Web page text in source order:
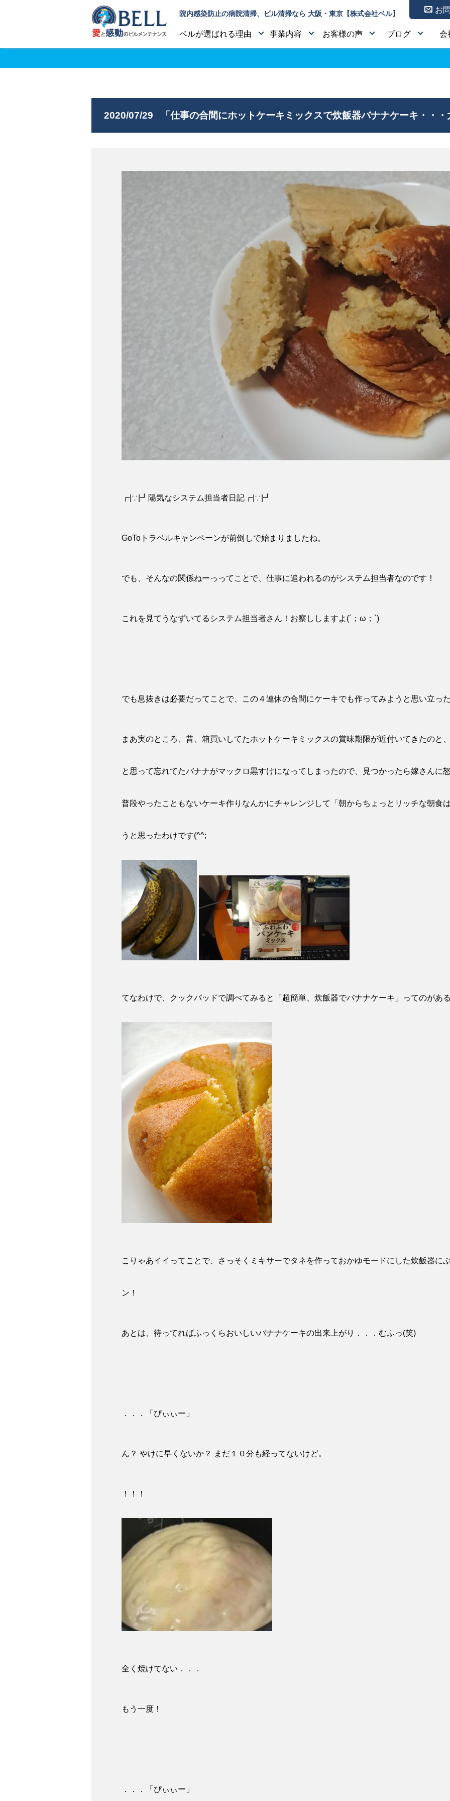
院内感染防止の病院清掃、ビル清掃なら 大阪・東京【株式会社ベル】 お
ベルが選ばれる理由 事業内容 お客様の声 ブログ 会
2020/07/29 「仕事の合間にホットケーキミックスで炊飯器バナナケーキ・・・
┏|∵|┛陽気なシステム担当者日記┏|∵|┛
GoToトラベルキャンペーンが前倒しで始まりましたね。
でも、そんなの関係ねーっってことで、仕事に追われるのがシステム担当者なのです！
これを見てうなずいてるシステム担当者さん！お察ししますよ(´；ω；`)
でも息抜きは必要だってことで、この４連休の合間にケーキでも作ってみようと思い立った
まあ実のところ、昔、箱買いしてたホットケーキミックスの賞味期限が近付いてきたのと
と思って忘れてたバナナがマックロ黒すけになってしまったので、見つかったら嫁さんに
普段やったこともないケーキ作りなんかにチャレンジして「朝からちょっとリッチな朝食
うと思ったわけです(^^;
てなわけで、クックパッドで調べてみると「超簡単、炊飯器でバナナケーキ」ってのがあ
こりゃあイイってことで、さっそくミキサーでタネを作っておかゆモードにした炊飯器に
ン！
あとは、待ってればふっくらおいしいバナナケーキの出来上がり．．．むふっ(笑)
．．．「ぴぃぃー」
ん？ やけに早くないか？ まだ１０分も経ってないけど。
！！！
全く焼けてない．．．
もう一度！
．．．「ぴぃぃー」